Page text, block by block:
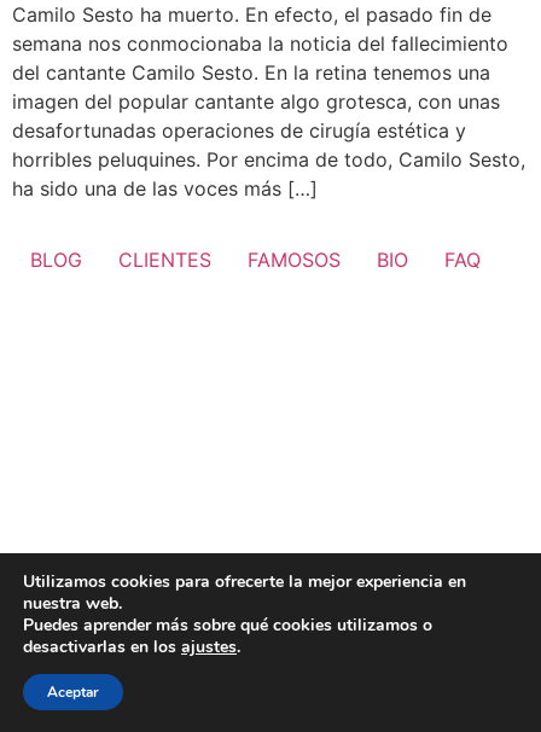
Camilo Sesto ha muerto. En efecto, el pasado fin de
semana nos conmocionaba la noticia del fallecimiento
del cantante Camilo Sesto. En la retina tenemos una
imagen del popular cantante algo grotesca, con unas
desafortunadas operaciones de cirugía estética y
horribles peluquines. Por encima de todo, Camilo Sesto,
ha sido una de las voces más […]
BLOG CLIENTES FAMOSOS BIO FAQ
Utilizamos cookies para ofrecerte la mejor experiencia en
nuestra web.
Puedes aprender más sobre qué cookies utilizamos o
desactivarlas en los ajustes.
Aceptar